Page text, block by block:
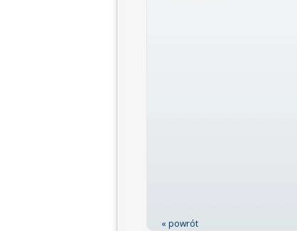
« powrót